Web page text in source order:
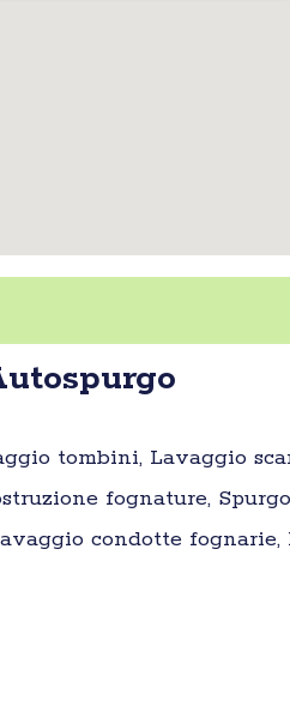
tombini, Lavaggio
fognature,
condotte